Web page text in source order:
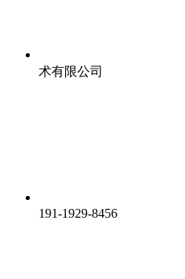
术有限公司
191-1929-8456